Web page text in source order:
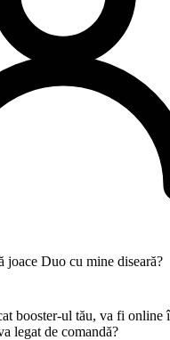
joace Duo cu mine diseară?
booster-ul tău, va fi online
legat de comandă?